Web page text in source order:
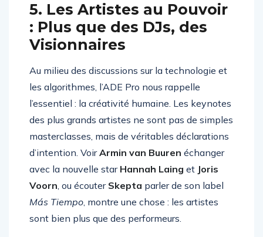
5. Les Artistes au Pouvoir
: Plus que des DJs, des
Visionnaires
Au milieu des discussions sur la technologie et
les algorithmes, l’ADE Pro nous rappelle
l’essentiel : la créativité humaine. Les keynotes
des plus grands artistes ne sont pas de simples
masterclasses, mais de véritables déclarations
d’intention. VoirArmin van Buuren échanger
avec la nouvelle star Hannah Laing et Joris
Voorn, ou écouter Skepta parler de son label
Más Tiempo, montre une chose : les artistes
sont bien plus que des performeurs.